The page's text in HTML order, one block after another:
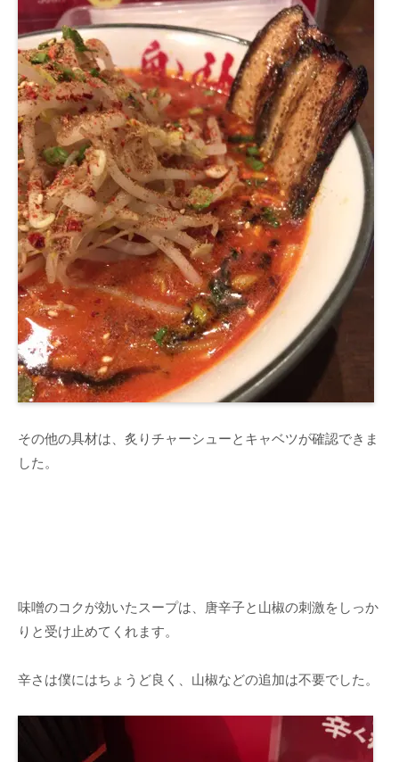
その他の具材は、炙りチャーシューとキャベツが確認できま
した。
味噌のコクが効いたスープは、唐辛子と山椒の刺激をしっか
りと受け止めてくれます。
辛さは僕にはちょうど良く、山椒などの追加は不要でした。